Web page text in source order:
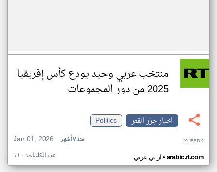
منتخب عربي وحيد يودع كأس إفريقيا
2025 من دور المجموعات
اخبار جزر القمر
Politics
Jan 01, 2026
منذ ٧ أشهر YU55DX
ار تي عربي• arabic.rt.com عدد الكلمات: ١١٠